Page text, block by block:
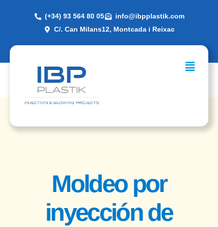
(+34) 93 564 80 05
info@ibpplastik.com
C/. Can Milans12, Montcada i Reixac
Moldeo por
inyección de